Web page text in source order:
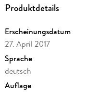
Produktdetails
Erscheinungsdatum
27. April 2017
Sprache
deutsch
Auflage